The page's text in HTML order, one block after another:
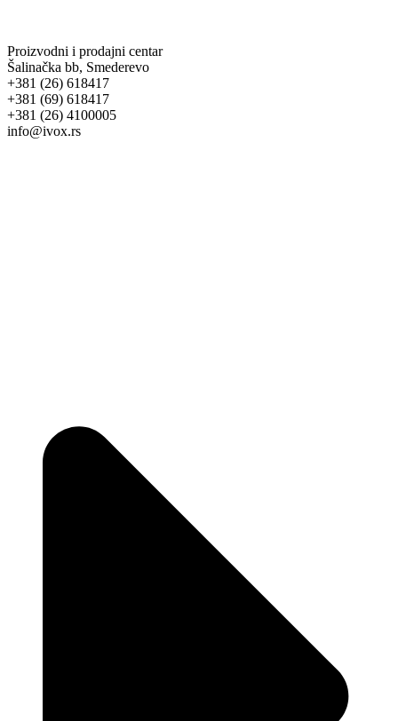
Proizvodni i prodajni centar
Šalinačka bb, Smederevo
+381 (26) 618417
+381 (69) 618417
+381 (26) 4100005
info@ivox.rs